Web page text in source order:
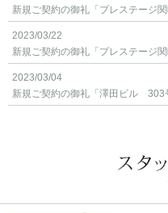
新規ご契約の御礼「プレステー
2023/03/22
新規ご契約の御礼「プレステー
2023/03/04
新規ご契約の御礼「澤田ビル